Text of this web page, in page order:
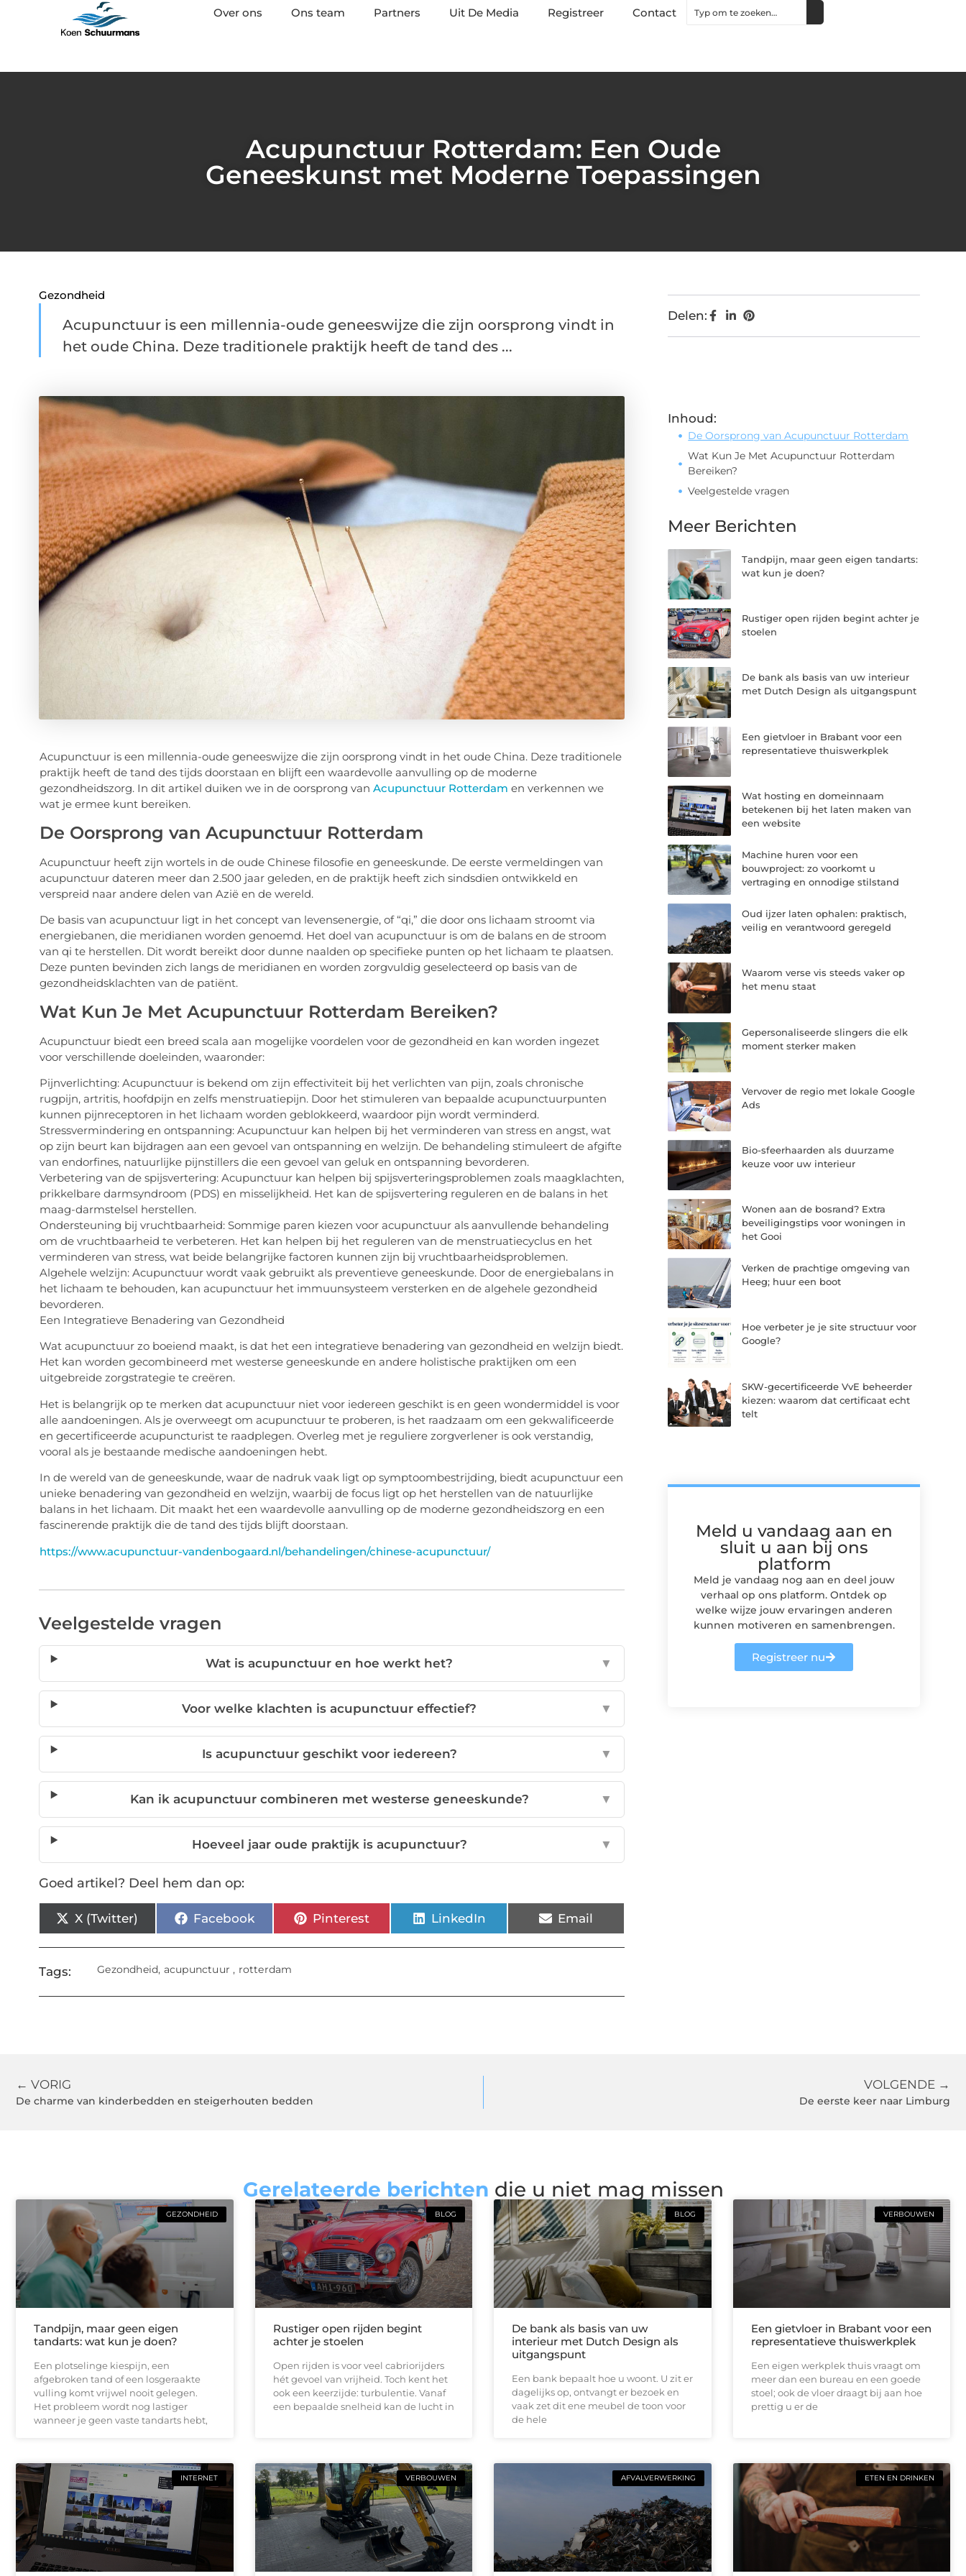
Over ons Ons team Partners Uit De Media Registreer Contact
Acupunctuur Rotterdam: Een Oude
Geneeskunst met Moderne Toepassingen
Gezondheid
Acupunctuur is een millennia-oude geneeswijze die zijn oorsprong vindt in
het oude China. Deze traditionele praktijk heeft de tand des ...
Acupunctuur is een millennia-oude geneeswijze die zijn oorsprong vindt in het oude China. Deze traditionele
praktijk heeft de tand des tijds doorstaan en blijft een waardevolle aanvulling op de moderne
gezondheidszorg. In dit artikel duiken we in de oorsprong van Acupunctuur Rotterdam en verkennen we
wat je ermee kunt bereiken.
De Oorsprong van Acupunctuur Rotterdam
Acupunctuur heeft zijn wortels in de oude Chinese filosofie en geneeskunde. De eerste vermeldingen van
acupunctuur dateren meer dan 2.500 jaar geleden, en de praktijk heeft zich sindsdien ontwikkeld en
verspreid naar andere delen van Azië en de wereld.
De basis van acupunctuur ligt in het concept van levensenergie, of “qi,” die door ons lichaam stroomt via
energiebanen, die meridianen worden genoemd. Het doel van acupunctuur is om de balans en de stroom
van qi te herstellen. Dit wordt bereikt door dunne naalden op specifieke punten op het lichaam te plaatsen.
Deze punten bevinden zich langs de meridianen en worden zorgvuldig geselecteerd op basis van de
gezondheidsklachten van de patiënt.
Wat Kun Je Met Acupunctuur Rotterdam Bereiken?
Acupunctuur biedt een breed scala aan mogelijke voordelen voor de gezondheid en kan worden ingezet
voor verschillende doeleinden, waaronder:
Pijnverlichting: Acupunctuur is bekend om zijn effectiviteit bij het verlichten van pijn, zoals chronische
rugpijn, artritis, hoofdpijn en zelfs menstruatiepijn. Door het stimuleren van bepaalde acupunctuurpunten
kunnen pijnreceptoren in het lichaam worden geblokkeerd, waardoor pijn wordt verminderd.
Stressvermindering en ontspanning: Acupunctuur kan helpen bij het verminderen van stress en angst, wat
op zijn beurt kan bijdragen aan een gevoel van ontspanning en welzijn. De behandeling stimuleert de afgifte
van endorfines, natuurlijke pijnstillers die een gevoel van geluk en ontspanning bevorderen.
Verbetering van de spijsvertering: Acupunctuur kan helpen bij spijsverteringsproblemen zoals maagklachten,
prikkelbare darmsyndroom (PDS) en misselijkheid. Het kan de spijsvertering reguleren en de balans in het
maag-darmstelsel herstellen.
Ondersteuning bij vruchtbaarheid: Sommige paren kiezen voor acupunctuur als aanvullende behandeling
om de vruchtbaarheid te verbeteren. Het kan helpen bij het reguleren van de menstruatiecyclus en het
verminderen van stress, wat beide belangrijke factoren kunnen zijn bij vruchtbaarheidsproblemen.
Algehele welzijn: Acupunctuur wordt vaak gebruikt als preventieve geneeskunde. Door de energiebalans in
het lichaam te behouden, kan acupunctuur het immuunsysteem versterken en de algehele gezondheid
bevorderen.
Een Integratieve Benadering van Gezondheid
Wat acupunctuur zo boeiend maakt, is dat het een integratieve benadering van gezondheid en welzijn biedt.
Het kan worden gecombineerd met westerse geneeskunde en andere holistische praktijken om een
uitgebreide zorgstrategie te creëren.
Het is belangrijk op te merken dat acupunctuur niet voor iedereen geschikt is en geen wondermiddel is voor
alle aandoeningen. Als je overweegt om acupunctuur te proberen, is het raadzaam om een gekwalificeerde
en gecertificeerde acupuncturist te raadplegen. Overleg met je reguliere zorgverlener is ook verstandig,
vooral als je bestaande medische aandoeningen hebt.
In de wereld van de geneeskunde, waar de nadruk vaak ligt op symptoombestrijding, biedt acupunctuur een
unieke benadering van gezondheid en welzijn, waarbij de focus ligt op het herstellen van de natuurlijke
balans in het lichaam. Dit maakt het een waardevolle aanvulling op de moderne gezondheidszorg en een
fascinerende praktijk die de tand des tijds blijft doorstaan.
https://www.acupunctuur-vandenbogaard.nl/behandelingen/chinese-acupunctuur/
Veelgestelde vragen
Wat is acupunctuur en hoe werkt het? ▼
Voor welke klachten is acupunctuur effectief? ▼
Is acupunctuur geschikt voor iedereen? ▼
Kan ik acupunctuur combineren met westerse geneeskunde? ▼
Hoeveel jaar oude praktijk is acupunctuur? ▼
Goed artikel? Deel hem dan op:
X (Twitter) Facebook Pinterest LinkedIn Email
Tags: Gezondheid, acupunctuur , rotterdam
Delen:
Inhoud:
De Oorsprong van Acupunctuur Rotterdam
Wat Kun Je Met Acupunctuur Rotterdam
Bereiken?
Veelgestelde vragen
Meer Berichten
Tandpijn, maar geen eigen tandarts:
wat kun je doen?
Rustiger open rijden begint achter je
stoelen
De bank als basis van uw interieur
met Dutch Design als uitgangspunt
Een gietvloer in Brabant voor een
representatieve thuiswerkplek
Wat hosting en domeinnaam
betekenen bij het laten maken van
een website
Machine huren voor een
bouwproject: zo voorkomt u
vertraging en onnodige stilstand
Oud ijzer laten ophalen: praktisch,
veilig en verantwoord geregeld
Waarom verse vis steeds vaker op
het menu staat
Gepersonaliseerde slingers die elk
moment sterker maken
Vervover de regio met lokale Google
Ads
Bio-sfeerhaarden als duurzame
keuze voor uw interieur
Wonen aan de bosrand? Extra
beveiligingstips voor woningen in
het Gooi
Verken de prachtige omgeving van
Heeg; huur een boot
Hoe verbeter je je site structuur voor
Google?
SKW-gecertificeerde VvE beheerder
kiezen: waarom dat certificaat echt
telt
Meld u vandaag aan en
sluit u aan bij ons
platform
Meld je vandaag nog aan en deel jouw
verhaal op ons platform. Ontdek op
welke wijze jouw ervaringen anderen
kunnen motiveren en samenbrengen.
Registreer nu
← VORIG
De charme van kinderbedden en steigerhouten bedden
VOLGENDE →
De eerste keer naar Limburg
Gerelateerde berichten die u niet mag missen
GEZONDHEID
Tandpijn, maar geen eigen
tandarts: wat kun je doen?
Een plotselinge kiespijn, een
afgebroken tand of een losgeraakte
vulling komt vrijwel nooit gelegen.
Het probleem wordt nog lastiger
wanneer je geen vaste tandarts hebt,
BLOG
Rustiger open rijden begint
achter je stoelen
Open rijden is voor veel cabriorijders
hét gevoel van vrijheid. Toch kent het
ook een keerzijde: turbulentie. Vanaf
een bepaalde snelheid kan de lucht in
BLOG
De bank als basis van uw
interieur met Dutch Design als
uitgangspunt
Een bank bepaalt hoe u woont. U zit er
dagelijks op, ontvangt er bezoek en
vaak zet dit ene meubel de toon voor
de hele
VERBOUWEN
Een gietvloer in Brabant voor een
representatieve thuiswerkplek
Een eigen werkplek thuis vraagt om
meer dan een bureau en een goede
stoel; ook de vloer draagt bij aan hoe
prettig u er de
INTERNET VERBOUWEN AFVALVERWERKING ETEN EN DRINKEN